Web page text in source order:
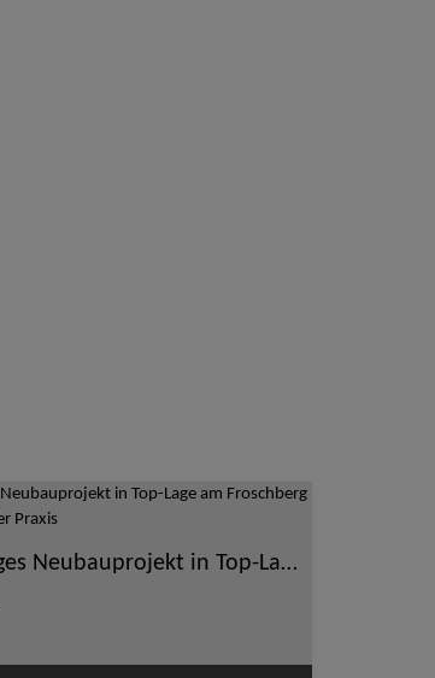
Hochwertiges Neubauprojekt in Top-Lage am Froschberg in Linz – Büro oder Praxis